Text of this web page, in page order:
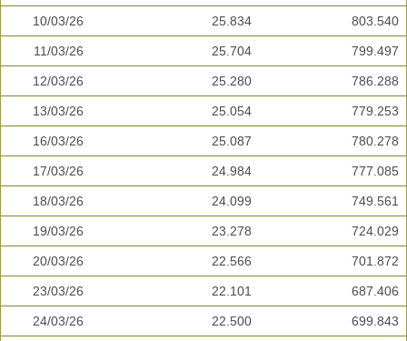
10/03/26 25.834 803.540
11/03/26 25.704 799.497
12/03/26 25.280 786.288
13/03/26 25.054 779.253
16/03/26 25.087 780.278
17/03/26 24.984 777.085
18/03/26 24.099 749.561
19/03/26 23.278 724.029
20/03/26 22.566 701.872
23/03/26 22.101 687.406
24/03/26 22.500 699.843